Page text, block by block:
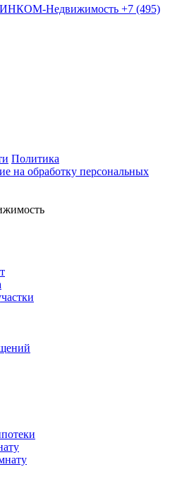
+7 (495)
Политика
на обработку персональных